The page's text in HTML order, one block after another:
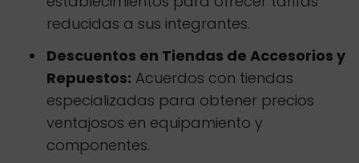
reducidas a sus integrantes.
Descuentos en Tiendas de Accesorios y
Repuestos: Acuerdos con tiendas
especializadas para obtener precios
ventajosos en equipamiento y
componentes.